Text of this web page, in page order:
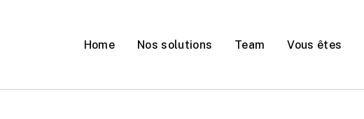
Home Nos solutions Team Vous êtes
moyen de chauffage ?